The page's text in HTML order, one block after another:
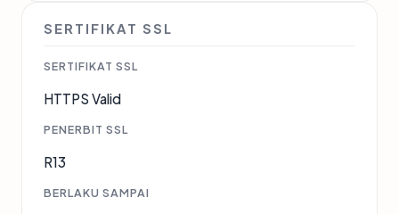
SERTIFIKAT SSL
SERTIFIKAT SSL
HTTPS Valid
PENERBIT SSL
R13
BERLAKU SAMPAI